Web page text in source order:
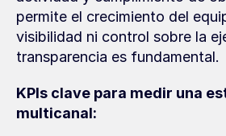
permite el crecimiento del
visibilidad ni control sobre la
transparencia es fundamental.
KPIs clave para medir una
multicanal: